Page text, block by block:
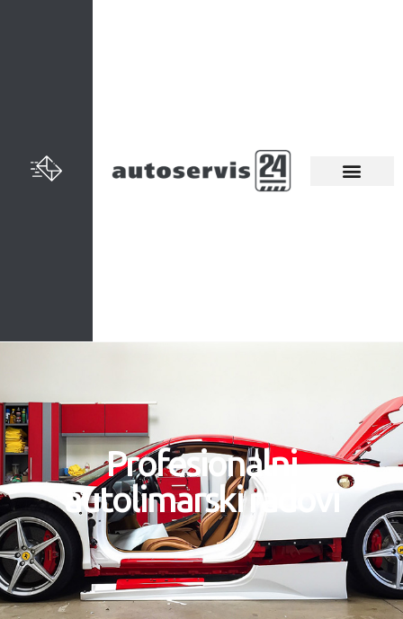
Profesionalni
autolimarski radovi